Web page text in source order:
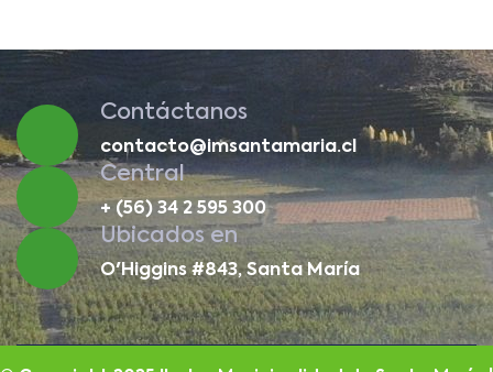
Contáctanos
contacto@imsantamaria.cl
Central
+ (56) 34 2 595 300
Ubicados en
O'Higgins #843, Santa María